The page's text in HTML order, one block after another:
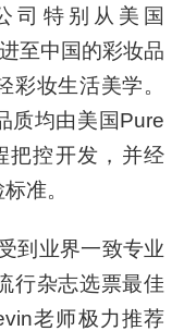
司特别从美国
至中国的彩妆品
彩妆生活美学。
质均由美国Pure
把控开发，并经
准。
到业界一致专业
行杂志选票最佳
老师极力推荐